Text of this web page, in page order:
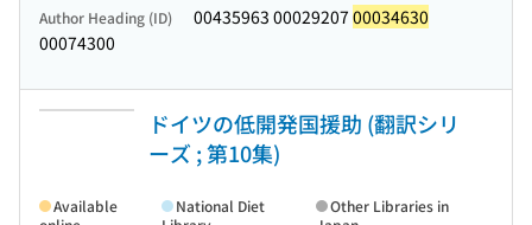
Author Heading (ID) 00435963 00029207 00034630
00074300
ドイツの低開発国援助 (翻訳シリ
ーズ ; 第10集)
Available
National Diet
Other Libraries in